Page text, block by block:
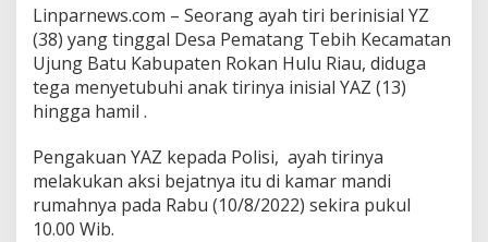
Linparnews.com – Seorang ayah tiri berinisial YZ
(38) yang tinggal Desa Pematang Tebih Kecamatan
Ujung Batu Kabupaten Rokan Hulu Riau, diduga
tega menyetubuhi anak tirinya inisial YAZ (13)
hingga hamil .
Pengakuan YAZ kepada Polisi, ayah tirinya
melakukan aksi bejatnya itu di kamar mandi
rumahnya pada Rabu (10/8/2022) sekira pukul
10.00 Wib.